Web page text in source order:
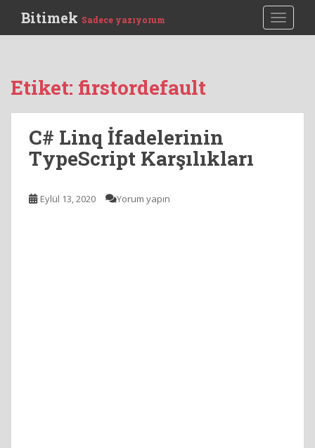
i
Bitimek Sadece yazıyorum
Etiket: firstordefault
C# Linq İfadelerinin
TypeScript Karşılıkları
Eylül 13, 2020 Yorum yapın